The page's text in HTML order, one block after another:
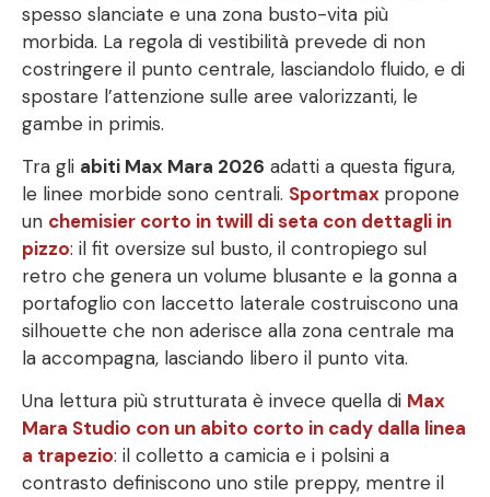
spesso slanciate e una zona busto-vita più
morbida. La regola di vestibilità prevede di non
costringere il punto centrale, lasciandolo fluido, e di
spostare l’attenzione sulle aree valorizzanti, le
gambe in primis.
Tra gli abiti Max Mara 2026 adatti a questa figura,
le linee morbide sono centrali. Sportmax propone
un chemisier corto in twill di seta con dettagli in
pizzo: il fit oversize sul busto, il contropiego sul
retro che genera un volume blusante e la gonna a
portafoglio con laccetto laterale costruiscono una
silhouette che non aderisce alla zona centrale ma
la accompagna, lasciando libero il punto vita.
Una lettura più strutturata è invece quella di Max
Mara Studio con un abito corto in cady dalla linea
a trapezio: il colletto a camicia e i polsini a
contrasto definiscono uno stile preppy, mentre il